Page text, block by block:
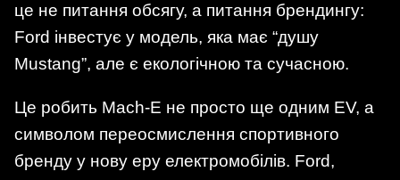
це не питання обсягу, а питання брендингу:
Ford інвестує у модель, яка має “душу
Mustang”, але є екологічною та сучасною.
Це робить Mach-E не просто ще одним EV, а
символом переосмислення спортивного
бренду у нову еру електромобілів. Ford,